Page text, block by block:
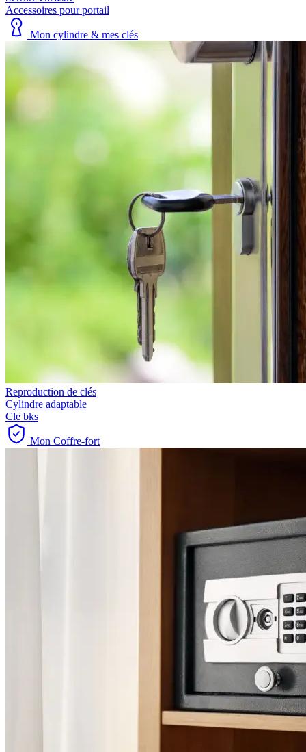
Accessoires pour portail
Mon cylindre & mes clés
Reproduction de clés
Cylindre adaptable
Cle bks
Mon Coffre-fort